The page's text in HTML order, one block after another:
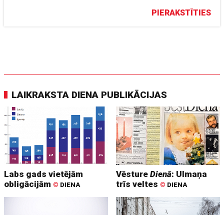
PIERAKSTĪTIES
LAIKRAKSTA DIENA PUBLIKĀCIJAS
Labs gads vietējām
obligācijām © DIENA
VēstureDienā: Ulmaņa
trīs veltes © DIENA